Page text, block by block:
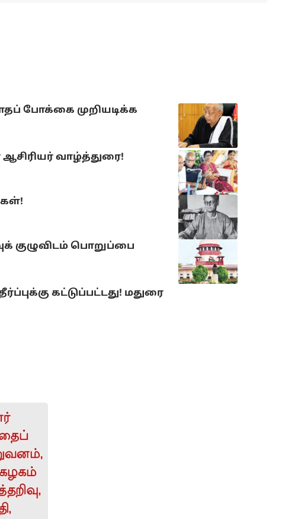
போக்கை முறியடிக்க
வாழ்த்துரை!
குழுவிடம் பொறுப்பை
கட்டுப்பட்டது! மதுரை